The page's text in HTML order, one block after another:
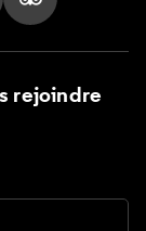
sur LinkedIn
nous sur
Suivez nous
rejoindre